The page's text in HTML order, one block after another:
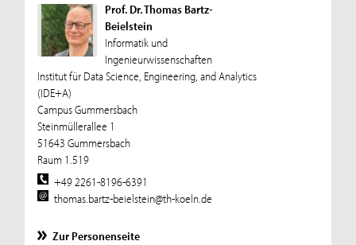
Prof. Dr. Thomas Bartz-
Beielstein
Informatik und
Ingenieurwissenschaften
Institut für Data Science, Engineering, and Analytics
(IDE+A)
Campus Gummersbach
Steinmüllerallee 1
51643 Gummersbach
Raum 1.519
+49 2261-8196-6391
thomas.bartz-beielstein@th-koeln.de
Zur Personenseite